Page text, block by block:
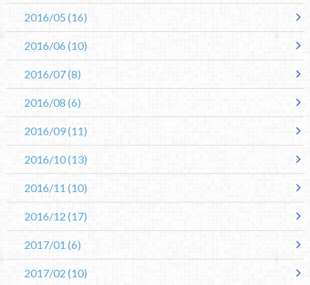
2016/05(16)
2016/06 (10)
2016/07(8)
2016/08 (6)
2016/09(11)
2016/10(13)
2016/11 (10)
2016/12 (17)
2017/01 (6)
2017/02 (10)